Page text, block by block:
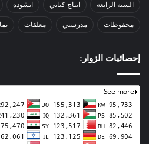
السنة الرابعة انتاج كتابي انشودة
محفوظات مدرستي معلقات
إحصائيات الزوار: